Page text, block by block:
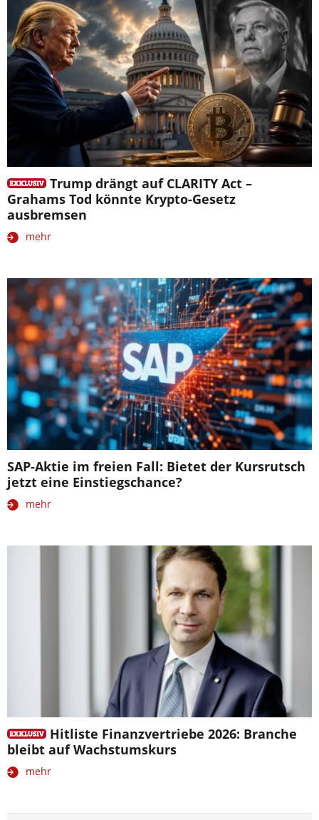
Trump drängt auf CLARITY Act –
Grahams Tod könnte Krypto-Gesetz
ausbremsen
mehr
SAP-Aktie im freien Fall: Bietet der Kursrutsch
jetzt eine Einstiegschance?
mehr
Hitliste Finanzvertriebe 2026: Branche
bleibt auf Wachstumskurs
mehr